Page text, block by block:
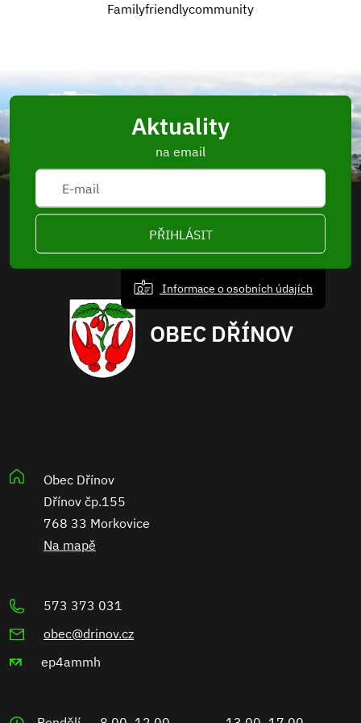
Zlínský kraj
Aktuality
na email
PŘIHLÁSIT
Informace o osobních údajích
OBEC DŘÍNOV
Obec Dřínov
Dřínov čp.155
768 33 Morkovice
Na mapě
573 373 031
obec@drinov.cz
ep4ammh